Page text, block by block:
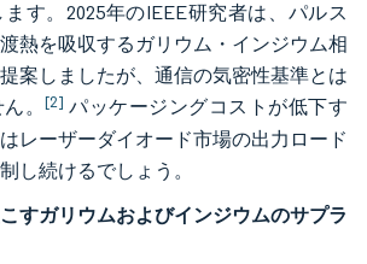
す。2025年のIEEE研究者は、パルス
熱を吸収するガリウム・インジウム相
案しましたが、通信の気密性基準とは
ん。[2] パッケージングコストが低下す
レーザーダイオード市場の出力ロード
し続けるでしょう。
すガリウムおよびインジウムのサプラ